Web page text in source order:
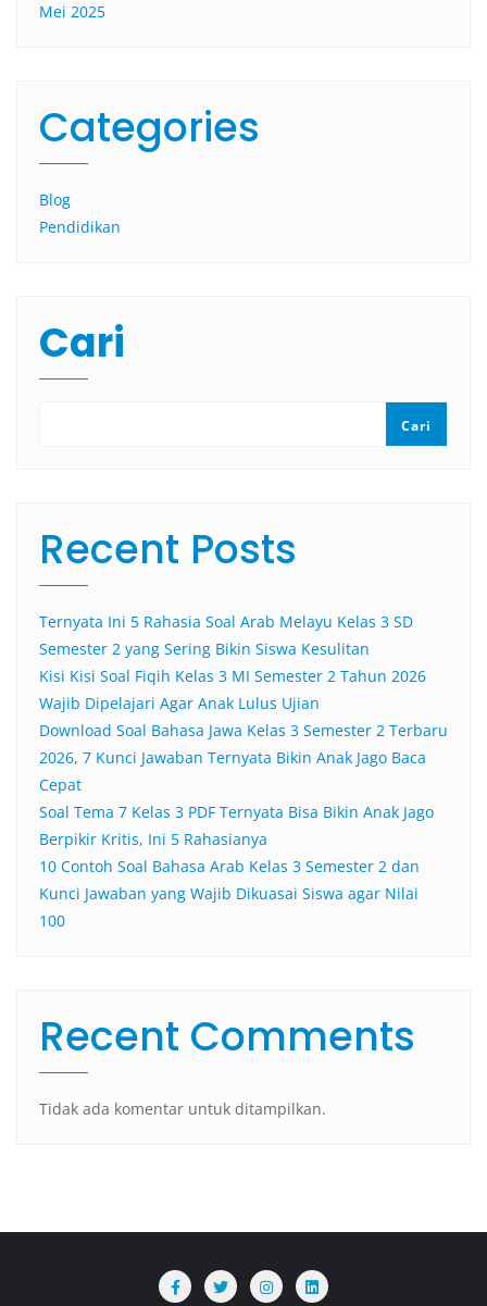
Mei 2025
Categories
Blog
Pendidikan
Cari
Cari
Recent Posts
Ternyata Ini 5 Rahasia Soal Arab Melayu Kelas 3 SD
Semester 2 yang Sering Bikin Siswa Kesulitan
Kisi Kisi Soal Fiqih Kelas 3 MI Semester 2 Tahun 2026
Wajib Dipelajari Agar Anak Lulus Ujian
Download Soal Bahasa Jawa Kelas 3 Semester 2 Terbaru
2026, 7 Kunci Jawaban Ternyata Bikin Anak Jago Baca
Cepat
Soal Tema 7 Kelas 3 PDF Ternyata Bisa Bikin Anak Jago
Berpikir Kritis, Ini 5 Rahasianya
10 Contoh Soal Bahasa Arab Kelas 3 Semester 2 dan
Kunci Jawaban yang Wajib Dikuasai Siswa agar Nilai
100
Recent Comments
Tidak ada komentar untuk ditampilkan.